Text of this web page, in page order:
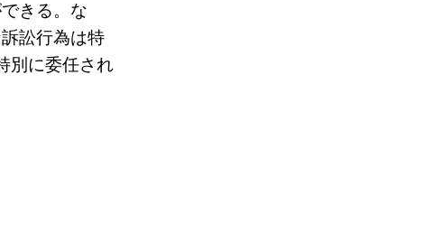
きる。な
訟行為は特
別に委任され